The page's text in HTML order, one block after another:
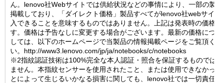
ん。lenovo社Webサイトでは供給状況などの事情により、一部の製
掲載しており、「ダイレクト価格」製品すべてがlenovo社webサイ
入できることを意味するものではありません。上記は発表時の価格
す。価格は予告なしに変更する場合がございます。最新の価格につ
しては、以下のホームページで当製品の情報掲載ページをご覧頂く
い。http://www3.lenovo.com/jp/ja/notebooks/c/notebooks
※2指紋認証技術は100%完全な本人認証・照合を保証するものでは
ません。本指紋センサーを使用されたこと、または使用できなかっ
とによって生じるいかなる損害に関しても、lenovo社では一切責任